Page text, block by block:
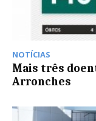
NOTÍCIAS
Mais três
Arronches